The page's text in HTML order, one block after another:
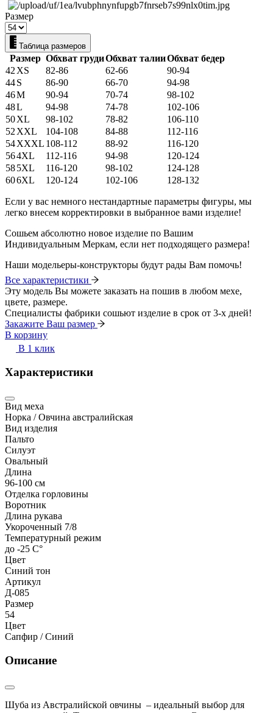
Размер
Таблица размеров
Размер Обхват грудиОбхват талииОбхват бедер
42 XS 82-86 62-66
90-94
44S 86-90 66-70
94-98
46M 90-94 70-74
98-102
48L 94-98 74-78
102-106
50XL 98-102 78-82
106-110
52 XXL 104-108 84-88
112-116
54XXXL 108-112 88-92
116-120
564XL 112-116 94-98
120-124
585XL 116-120 98-102
124-128
606XL 120-124 102-106 128-132
Если у вас немного нестандартные параметры фигуры, мы
легко внесем корректировки в выбранное вами изделие!
Сошьем абсолютно новое изделие по Вашим
Индивидуальным Меркам, если нет подходящего размера!
Наши модельеры-конструкторы будут рады Вам помочь!
Все характеристики
Эту модель Вы можете заказать на пошив в любом мехе,
цвете, размере.
Специалисты фабрики сошьют изделие в срок от 3-х дней!
Закажите Ваш размер
В корзину
В 1 клик
Характеристики
Вид меха
Норка / Овчина австралийская
Вид изделия
Пальто
Силуэт
Овальный
Длина
96-100 см
Отделка горловины
Воротник
Длина рукава
Укороченный 7/8
Температурный режим
до -25 С°
Цвет
Синий тон
Артикул
Д-085
Размер
54
Цвет
Сапфир / Синий
Описание
Шуба из Австралийской овчины – идеальный выбор для